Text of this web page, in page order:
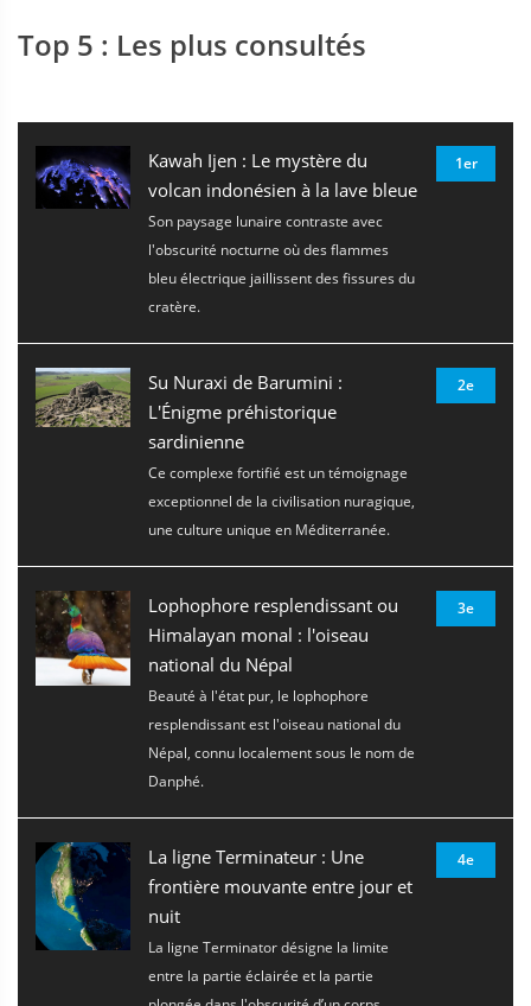
Top 5 : Les plus consultés
Kawah Ijen : Le mystère du
volcan indonésien à la lave bleue
Son paysage lunaire contraste avec
l'obscurité nocturne où des flammes
bleu électrique jaillissent des fissures du
cratère.
1er
Su Nuraxi de Barumini :
L'Énigme préhistorique
sardinienne
Ce complexe fortifié est un témoignage
exceptionnel de la civilisation nuragique,
une culture unique en Méditerranée.
2e
Lophophore resplendissant ou
Himalayan monal : l'oiseau
national du Népal
Beauté à l'état pur, le lophophore
resplendissant est l'oiseau national du
Népal, connu localement sous le nom de
Danphé.
3e
La ligne Terminateur : Une
frontière mouvante entre jour et
nuit
La ligne Terminator désigne la limite
entre la partie éclairée et la partie
4e